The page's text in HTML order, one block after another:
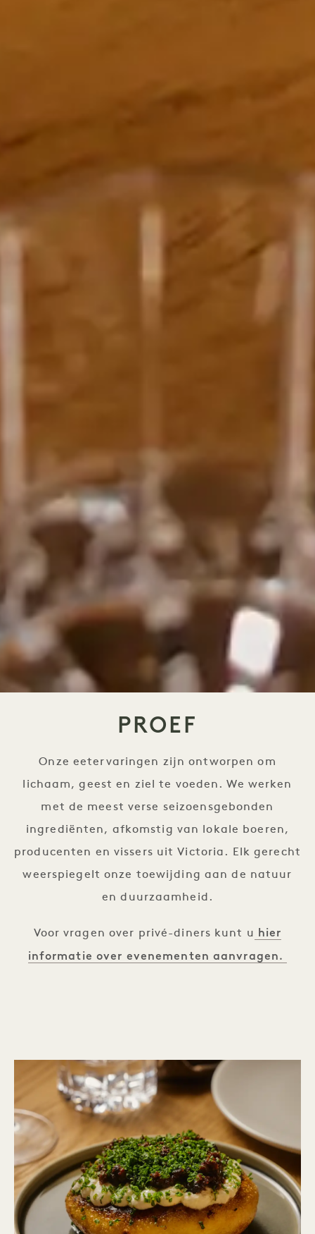
PROEF
Onze eetervaringen zijn ontworpen om
lichaam, geest en ziel te voeden. We werken
met de meest verse seizoensgebonden
ingrediënten, afkomstig van lokale boeren,
producenten en vissers uit Victoria. Elk gerecht
weerspiegelt onze toewijding aan de natuur
en duurzaamheid.
Voor vragen over privé-diners kunt u hier
informatie over evenementen aanvragen.